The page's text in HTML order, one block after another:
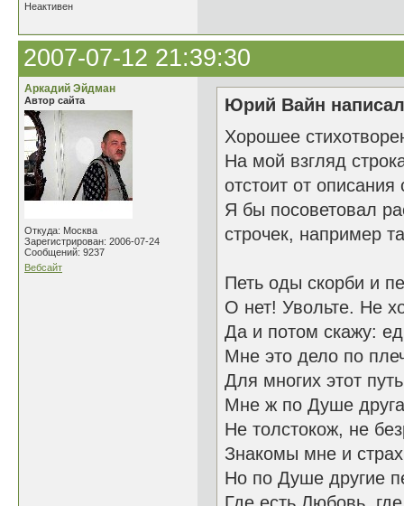
Неактивен
2007-07-12 21:39:30
Аркадий Эйдман
Автор сайта
Откуда: Москва
Зарегистрирован: 2006-07-24
Сообщений: 9237
Вебсайт
Юрий Вайн
Хорошее
На мой взгляд
отстоит от описания
Я бы посоветовал
строчек, например
Петь оды скорби и
О нет! Увольте. Не
Да и потом скажу:
Мне это дело по
Для многих этот
Мне ж по Душе
Не толстокож, не
Знакомы мне и
Но по Душе другие